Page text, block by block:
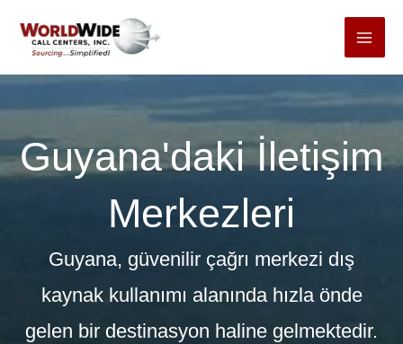
Guyana'daki İletişim
Merkezleri
Guyana, güvenilir çağrı merkezi dış
kaynak kullanımı alanında hızla önde
gelen bir destinasyon haline gelmektedir.